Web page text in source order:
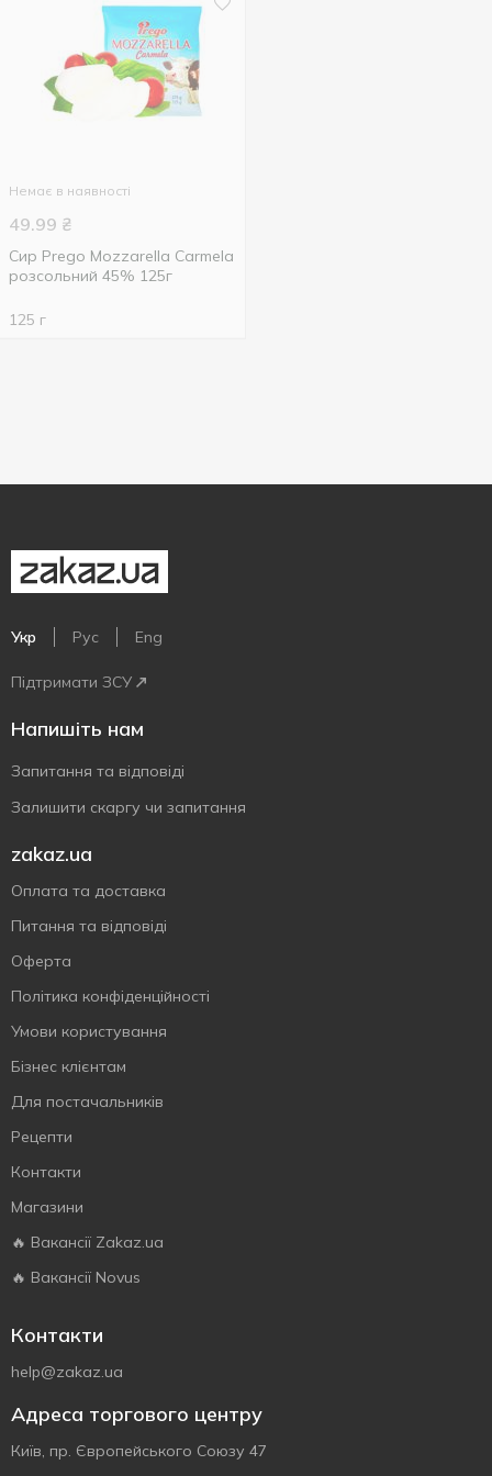
Немає в наявності
49.99 ₴
Cир Prego Mozzarella Сarmela
розсольний 45% 125г
125 г
Укр Рус Eng
Підтримати ЗСУ
Напишіть нам
Запитання та відповіді
Залишити скаргу чи запитання
zakaz.ua
Оплата та доставка
Питання та відповіді
Оферта
Політика конфіденційності
Умови користування
Бізнес клієнтам
Для постачальників
Рецепти
Контакти
Магазини
🔥 Вакансії Zakaz.ua
🔥 Вакансії Novus
Контакти
help@zakaz.ua
Адреса торгового центру
Київ, пр. Європейського Союзу 47